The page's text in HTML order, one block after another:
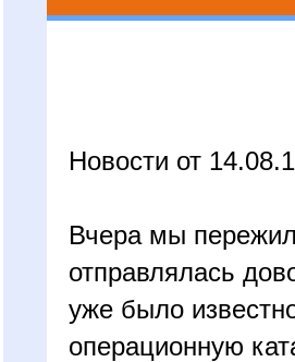
Новости от
Вчера мы
отправлялась
уже было
операционную